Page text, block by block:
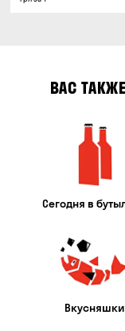
ВАС
Сегодня в
Вкусняшки